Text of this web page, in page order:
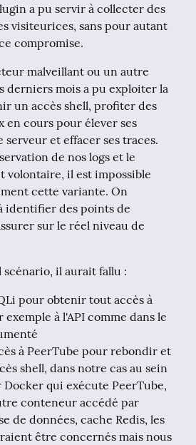
a pu servir à collecter des
visiteurices, sans pour autant
compromise.
malveillant ou un autre
derniers mois a pu exploiter la
un accès shell, profiter des
en cours pour élever ses
et effacer ses traces.
de nos logs et le
volontaire, il est impossible
cette variante. On
identifier des points de
sur le réel niveau de
il aurait fallu :
pour obtenir tout accès à
exemple à l'API comme dans le
à PeerTube pour rebondir et
shell, dans notre cas au sein
qui exécute PeerTube,
conteneur accédé par
de données, cache Redis, les
être concernés mais nous